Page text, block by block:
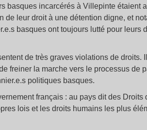
basques incarcérés à Villepinte étaient
de leur droit à une détention digne, et
basques ont toujours lutté pour leurs
de très graves violations de droits.
freiner la marche vers le processus de
politiques basques.
français : au pays dit des Droits
lois et les droits humains les plus